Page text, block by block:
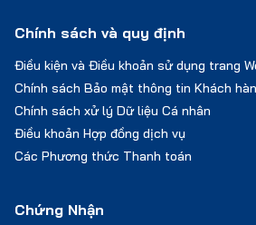
Chứng Nhận
Chính sách và quy định
Điều kiện và Điều khoản sử dụng trang
Chính sách Bảo mật thông tin Khách
Chính sách xử lý Dữ liệu Cá nhân
Điều khoản Hợp đồng dịch vụ
Các Phương thức Thanh toán